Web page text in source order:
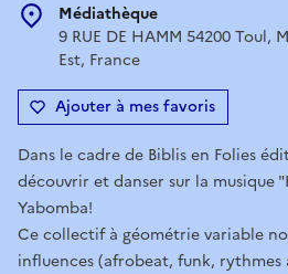
Médiathèque
9 RUE DE HAMM 54200 Toul,
Est, France
Ajouter à mes favoris
Dans le cadre de Biblis en Folies
découvrir et danser sur la musique
Yabomba!
Ce collectif à géométrie variable
influences (afrobeat, funk, rythmes